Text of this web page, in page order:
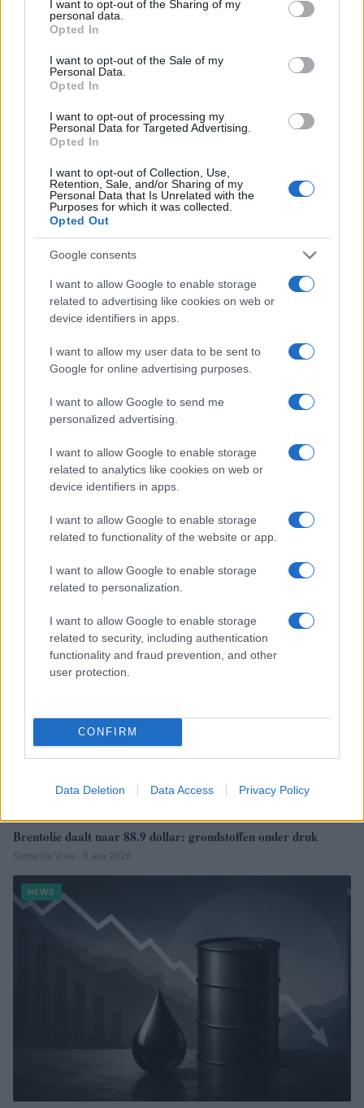
not limited to your visit or usage behaviour. You may click to
grant or deny consent to Google and its third-party tags to
use your data for below specified purposes in below Google
consent section.
I want to opt-out of the Sharing of my
personal data.
Opted In
I want to opt-out of the Sale of my
Personal Data.
Opted In
I want to opt-out of processing my
Personal Data for Targeted Advertising.
Opted In
I want to opt-out of Collection, Use,
Retention, Sale, and/or Sharing of my
Personal Data that Is Unrelated with the
Purposes for which it was collected.
Opted Out
Google consents
I want to allow Google to enable storage
related to advertising like cookies on web or
device identifiers in apps.
I want to allow my user data to be sent to
Google for online advertising purposes.
I want to allow Google to send me
personalized advertising.
I want to allow Google to enable storage
related to analytics like cookies on web or
device identifiers in apps.
I want to allow Google to enable storage
related to functionality of the website or app.
I want to allow Google to enable storage
related to personalization.
I want to allow Google to enable storage
related to security, including authentication
functionality and fraud prevention, and other
user protection.
CONFIRM
Data Deletion Data Access Privacy Policy
NEWS
Brentolie daalt naar 88.9 dollar: een week van dalende
Sanne De Vries · 7 aug 2026
Brentolie daalt naar 88.9 dollar: grondstoffen onder druk
Sanne De Vries · 6 aug 2026
NEWS